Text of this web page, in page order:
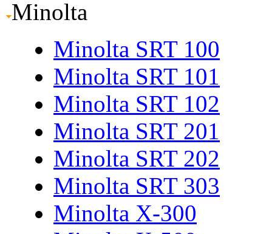
Minolta
Minolta SRT 100
Minolta SRT 101
Minolta SRT 102
Minolta SRT 201
Minolta SRT 202
Minolta SRT 303
Minolta X-300